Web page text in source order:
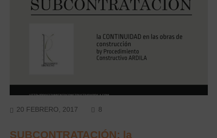
20 FEBRERO, 2017 8
SUBCONTRATACIÓN: la